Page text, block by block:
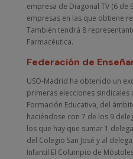
empresa de Diagonal TV (6 de
empresas en las que obtiene
También tendrá 8
Farmacéutica.
Federación de
USO-Madrid ha obtenido un
primeras elecciones sindicales
Formación Educativa, del
haciéndose con 7 de los 9
los que hay que sumar 1
del Colegio San José y al
Infantil El Columpio de